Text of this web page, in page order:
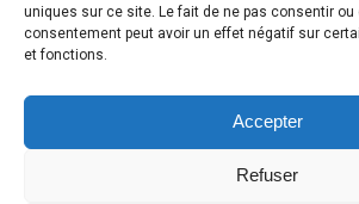
uniques sur ce site. Le fait de ne pas consentir ou
consentement peut avoir un effet négatif sur
et fonctions.
Accepter
Refuser
ce de leur
système
ons.